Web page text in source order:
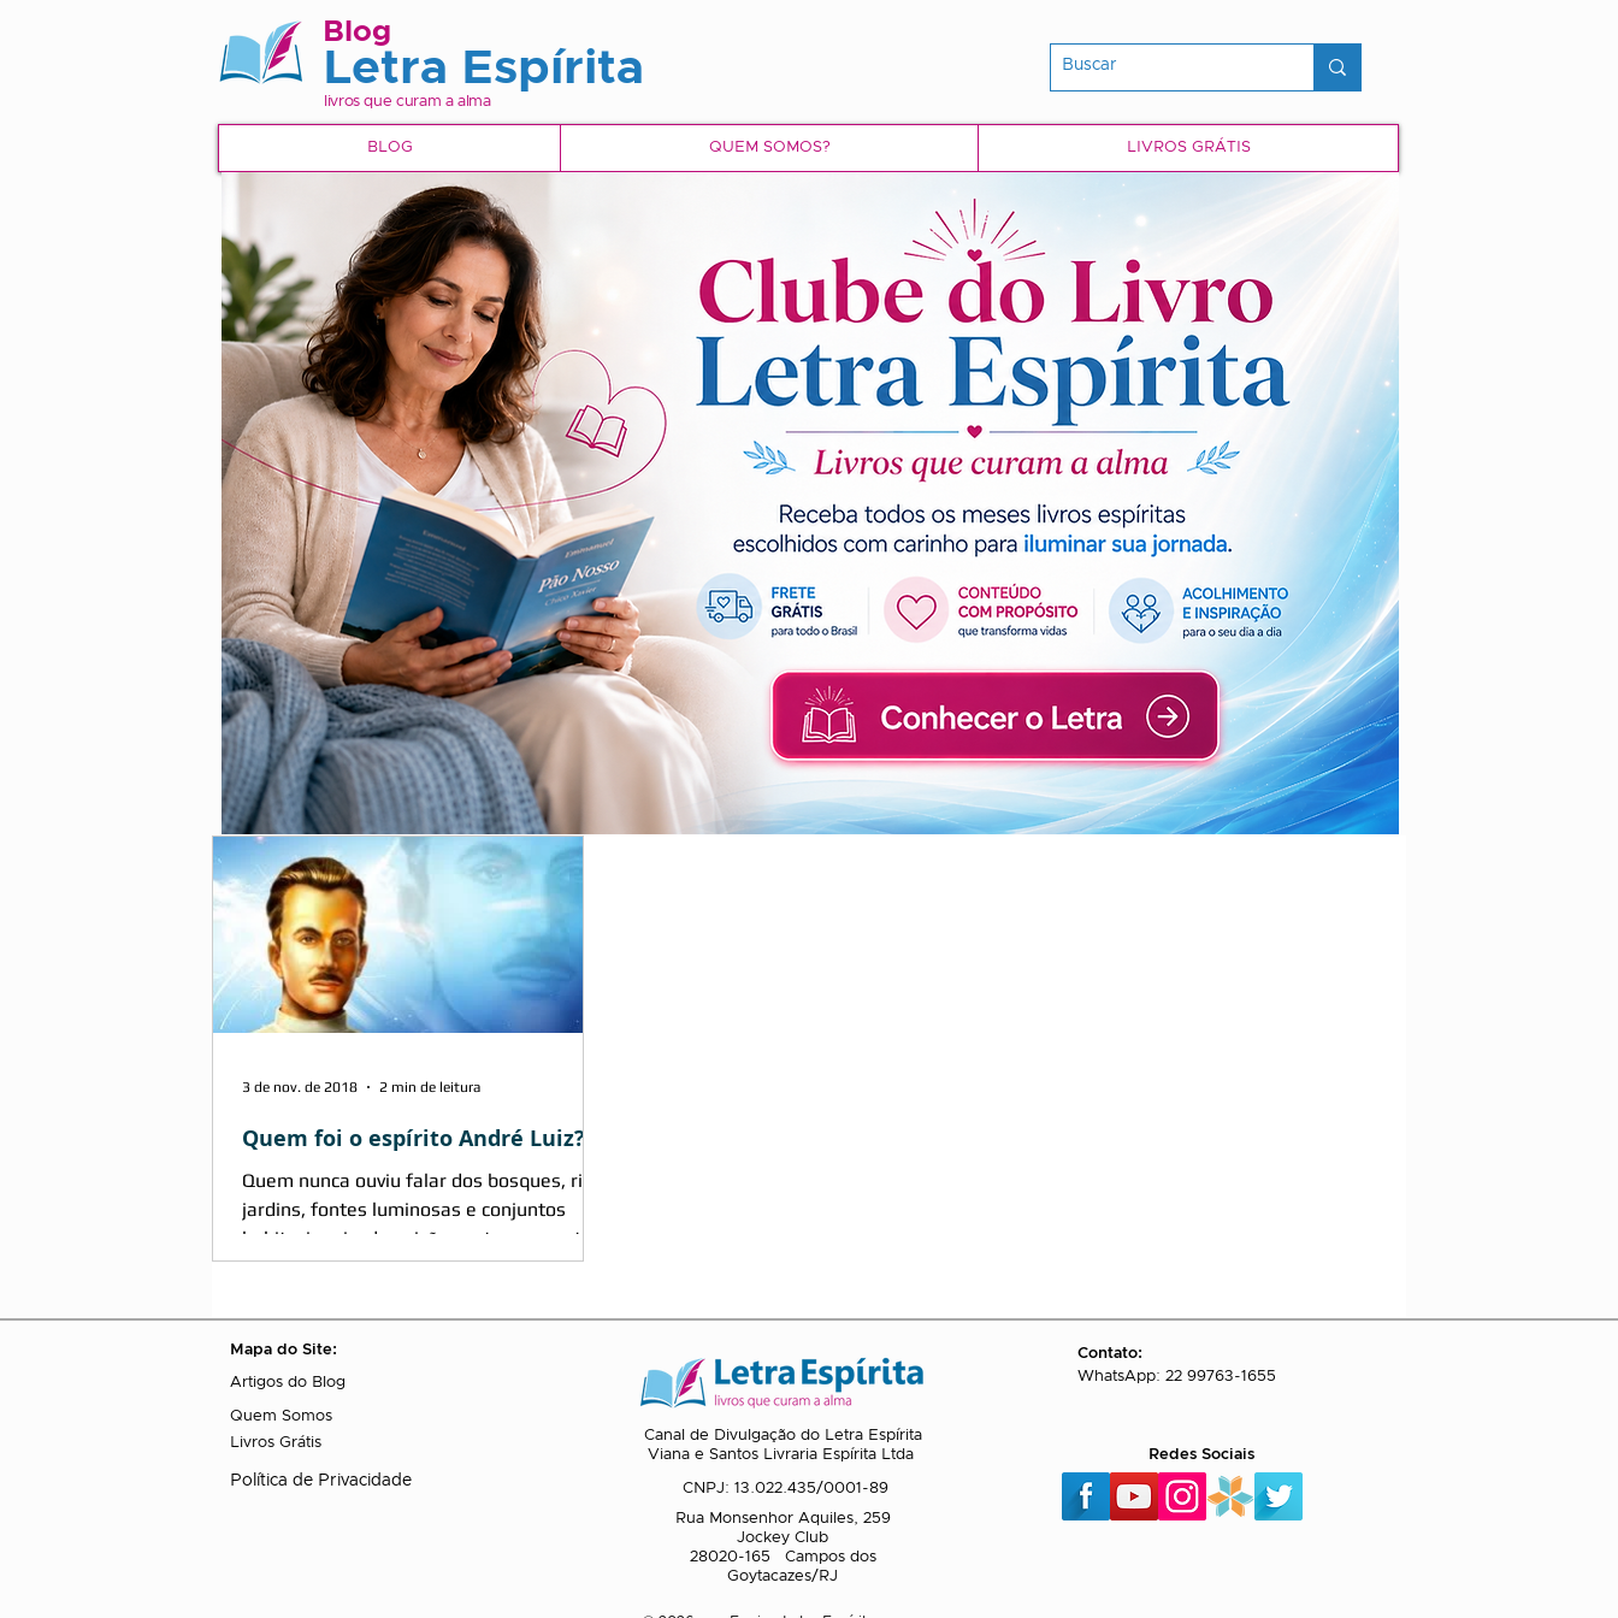
Letra Espírita
Blog
livros que curam a alma
BLOG QUEM SOMOS? LIVROS GRÁTIS
Quem foi o espírito André Luiz?
Quem nunca ouviu falar dos bosques, rios,
jardins, fontes luminosas e conjuntos
habitacionais, descrições estas que estão
presentes na...
3 de nov. de 2018 2 min de leitura
Mapa do Site:
Artigos do Blog
Quem Somos
Livros Grátis
Política de Privacidade
Canal de Divulgação do Letra Espírita
Viana e Santos Livraria Espírita Ltda
CNPJ: 13.022.435/0001-89
Rua Monsenhor Aquiles, 259
Jockey Club
28020-165 Campos dos
Goytacazes/RJ
Contato:
WhatsApp: 22 99763-1655
Redes Sociais